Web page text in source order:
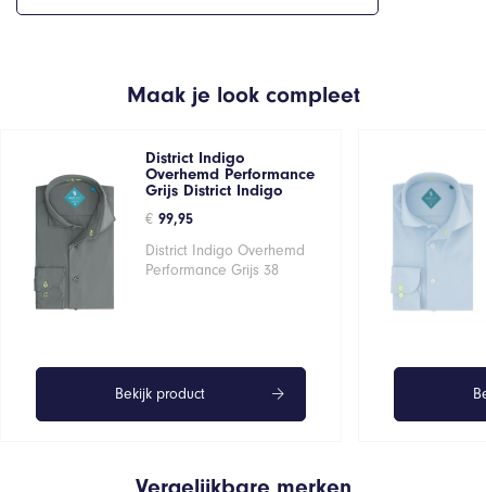
Maak je look compleet
District Indigo
Overhemd Performance
Grijs District Indigo
€ 99,95
District Indigo Overhemd
Performance Grijs 38
Bekijk product
Vergelijkbare merken